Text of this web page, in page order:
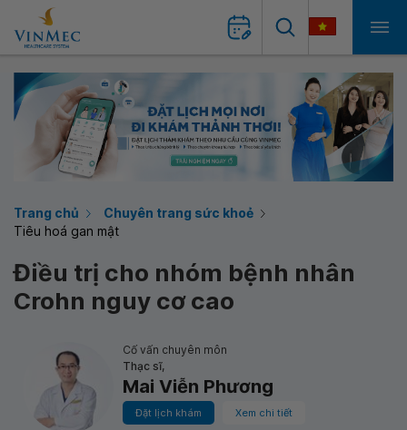
Trang chủ
Chuyên trang sức khoẻ
Tiêu hoá gan mật
Điều trị cho nhóm bệnh nhân
Crohn nguy cơ cao
Cố vấn chuyên môn
Thạc sĩ,
Mai Viễn Phương
Đặt lịch khám Xem chi tiết